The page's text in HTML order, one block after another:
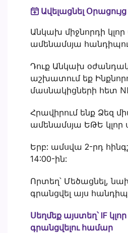
Ավելացնել Օրացույց
Անկախ միջնորդի
ամենամսյա
Դուք Անկախ
աշխատում եք
մասնակիցների հետ
Հրավիրում ենք Ձեզ
ամենամսյա ԵԹԵ կլոր
Երբ: ամսվա 2-րդ
14:00-ին:
Որտեղ՝ Մեծացնել,
գրանցվել այս
Սեղմեք այստեղ՝ IF
գրանցվելու համար